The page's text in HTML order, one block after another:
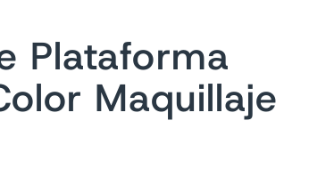
Plataforma
Maquillaje